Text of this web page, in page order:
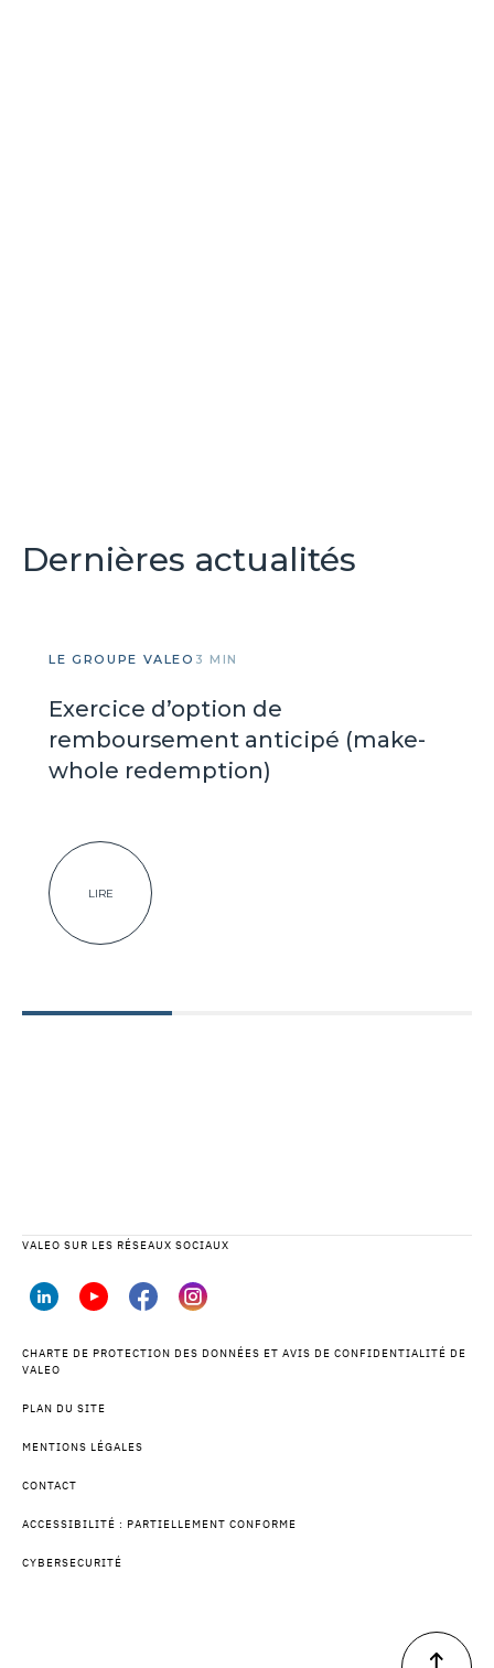
Dernières actualités
LE GROUPE VALEO 3 MIN
Exercice d’option de
remboursement anticipé (make-
whole redemption)
LIRE
VALEO SUR LES RÉSEAUX SOCIAUX
CHARTE DE PROTECTION DES DONNÉES ET AVIS DE CONFIDENTIALITÉ DE
VALEO
PLAN DU SITE
MENTIONS LÉGALES
CONTACT
ACCESSIBILITÉ : PARTIELLEMENT CONFORME
CYBERSECURITÉ